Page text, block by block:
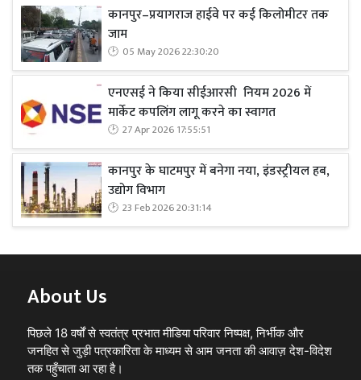
कानपुर–प्रयागराज हाईवे पर कई किलोमीटर तक
जाम
05 May 2026 22:30:20
एनएसई ने किया सीईआरसी नियम 2026 में
मार्केट कपलिंग लागू करने का स्वागत
27 Apr 2026 17:55:51
कानपुर के घाटमपुर में बनेगा नया, इंडस्ट्रीयल हब,
उद्योग विभाग
23 Feb 2026 20:31:14
About Us
पिछले 18 वर्षों से स्वतंत्र प्रभात मीडिया परिवार निष्पक्ष, निर्भीक और
जनहित से जुड़ी पत्रकारिता के माध्यम से आम जनता की आवाज़ देश-विदेश
तक पहुँचाता आ रहा है।